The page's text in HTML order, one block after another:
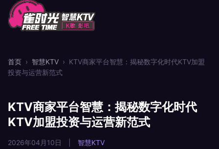
首页 › 智慧KTV › KTV商家平台智慧：揭秘数字化时代KTV加盟
投资与运营新范式
KTV商家平台智慧：揭秘数字化时代
KTV加盟投资与运营新范式
2026年04月10日 智慧KTV